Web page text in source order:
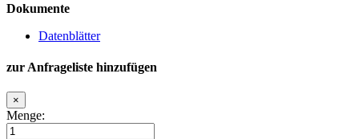
Dokumente
Datenblätter
zur Anfrageliste hinzufügen
×
Menge: